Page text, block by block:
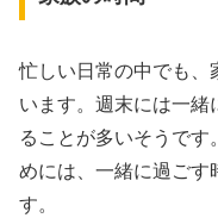
忙しい日常の中でも、
います。週末には一緒
ることが多いそうです
めには、一緒に過ごす
す。